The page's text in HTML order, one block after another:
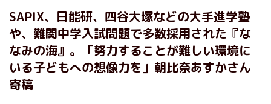
SAPIX、日能研、四谷大塚などの大手進学塾
や、難関中学入試問題で多数採用された『な
なみの海』。「努力することが難しい環境に
いる子どもへの想像力を」朝比奈あすかさん
寄稿